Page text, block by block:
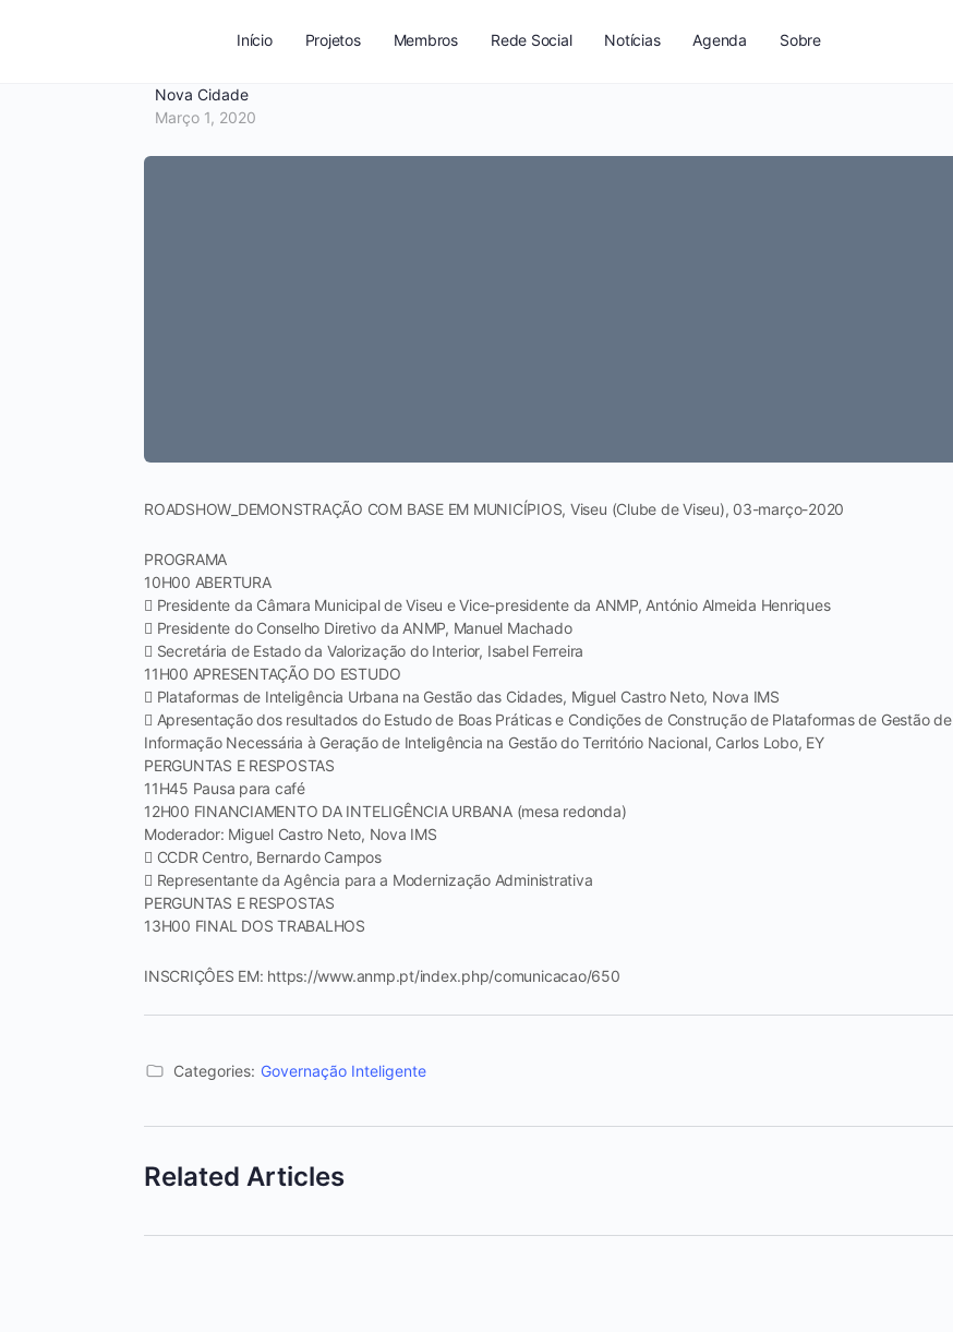
Início Projetos Membros Rede Social Notícias Agenda Sobre
Nova Cidade
Março 1, 2020
ROADSHOW_DEMONSTRAÇÃO COM BASE EM MUNICÍPIOS, Viseu (Clube de Viseu), 03-março-2020
PROGRAMA
10H00 ABERTURA
 Presidente da Câmara Municipal de Viseu e Vice-presidente da ANMP, António Almeida Henriques
 Presidente do Conselho Diretivo da ANMP, Manuel Machado
 Secretária de Estado da Valorização do Interior, Isabel Ferreira
11H00 APRESENTAÇÃO DO ESTUDO
 Plataformas de Inteligência Urbana na Gestão das Cidades, Miguel Castro Neto, Nova IMS
 Apresentação dos resultados do Estudo de Boas Práticas e Condições de Construção de Plataformas de Gestão de
Informação Necessária à Geração de Inteligência na Gestão do Território Nacional, Carlos Lobo, EY
PERGUNTAS E RESPOSTAS
11H45 Pausa para café
12H00 FINANCIAMENTO DA INTELIGÊNCIA URBANA (mesa redonda)
Moderador: Miguel Castro Neto, Nova IMS
 CCDR Centro, Bernardo Campos
 Representante da Agência para a Modernização Administrativa
PERGUNTAS E RESPOSTAS
13H00 FINAL DOS TRABALHOS
INSCRIÇÔES EM: https://www.anmp.pt/index.php/comunicacao/650
Categories: Governação Inteligente
Related Articles